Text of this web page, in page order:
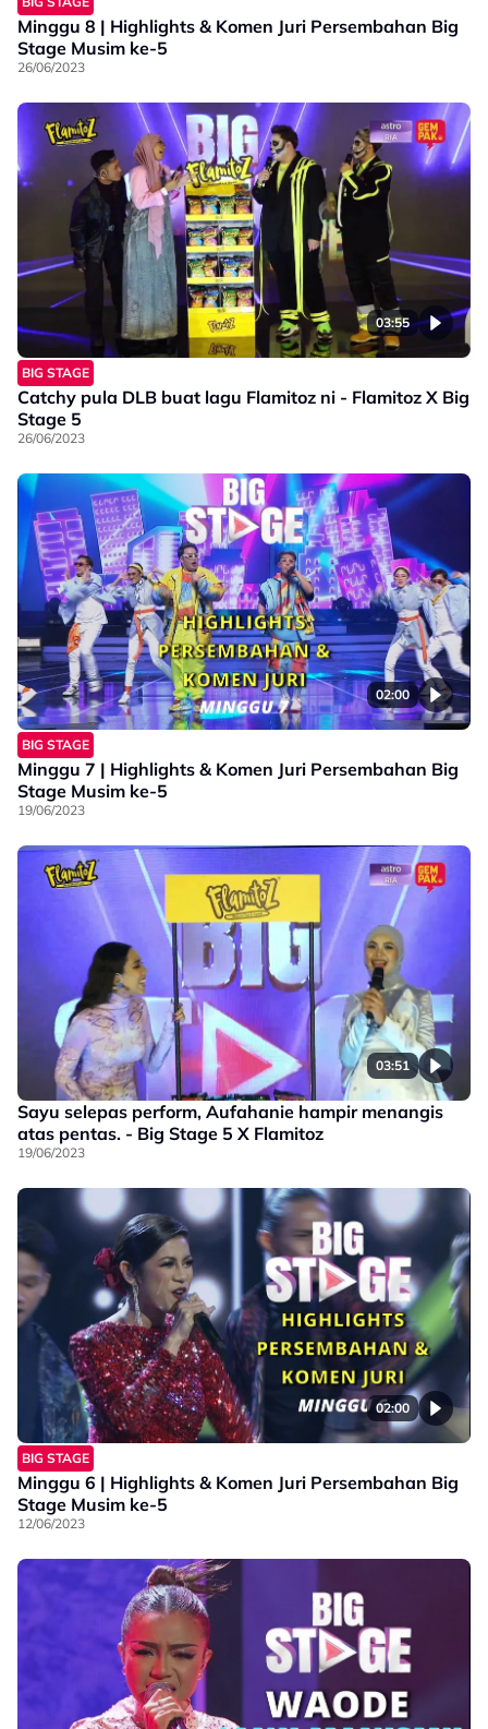
Minggu 8 | Highlights & Komen Juri Persembahan Big
Stage Musim ke-5
26/06/2023
03:55
BIG STAGE
Catchy pula DLB buat lagu Flamitoz ni - Flamitoz X Big
Stage 5
26/06/2023
02:00
BIG STAGE
Minggu 7 | Highlights & Komen Juri Persembahan Big
Stage Musim ke-5
19/06/2023
03:51
Sayu selepas perform, Aufahanie hampir menangis
atas pentas. - Big Stage 5 X Flamitoz
19/06/2023
02:00
BIG STAGE
Minggu 6 | Highlights & Komen Juri Persembahan Big
Stage Musim ke-5
12/06/2023